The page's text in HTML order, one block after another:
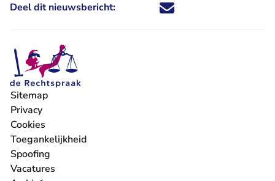
Deel dit nieuwsbericht: Deel dit nieuwsbericht via X -
Deel dit nieuwsbericht via
Deel dit nieuwsbericht
Deel dit
Sitemap
Privacy
Cookies
Toegankelijkheid
Spoofing
Vacatures
- U verlaat Rechtspraak.nl